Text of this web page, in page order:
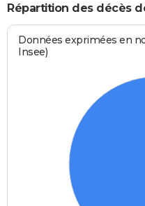
Répartition des décès
Données exprimées en
Insee)